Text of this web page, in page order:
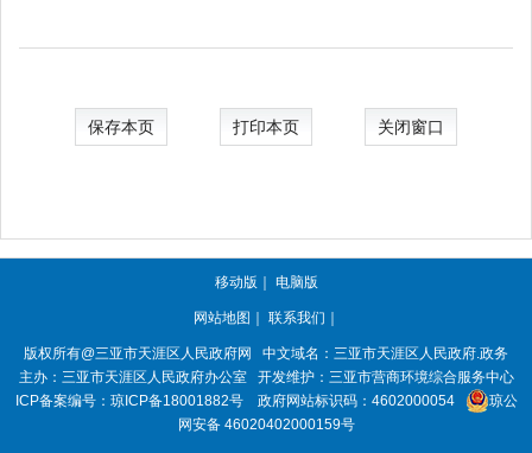
保存本页 打印本页 关闭窗口
移动版 ｜ 电脑版
网站地图 ｜ 联系我们 ｜
版权所有@三亚市天涯区人民政府网 中文域名： 三亚市天涯区人民政府.政务
主办：三亚市天涯区人民政府办公室
开发维护：三亚市营商环境综合服务中心
ICP备案编号： 琼ICP备18001882号 政府网站标识码： 4602000054
琼公
网安备 46020402000159号